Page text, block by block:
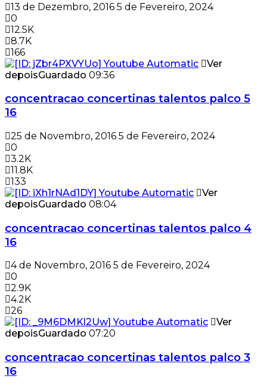
13 de Dezembro, 2016 5 de Fevereiro, 2024
0
12.5K
8.7K
166
Ver
depoisGuardado 09:36
concentracao concertinas talentos palco 5
16
25 de Novembro, 2016 5 de Fevereiro, 2024
0
3.2K
11.8K
133
Ver
depoisGuardado 08:04
concentracao concertinas talentos palco 4
16
4 de Novembro, 2016 5 de Fevereiro, 2024
0
2.9K
4.2K
26
Ver
depoisGuardado 07:20
concentracao concertinas talentos palco 3
16